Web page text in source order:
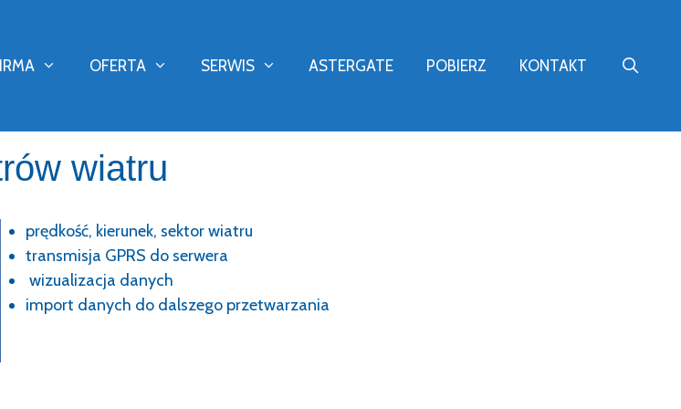
OFERTA SERWIS ASTERGATE POBIERZ KONTAKT
wiatru
prędkość, kierunek, sektor wiatru
transmisja GPRS do serwera
wizualizacja danych
import danych do dalszego przetwarzania